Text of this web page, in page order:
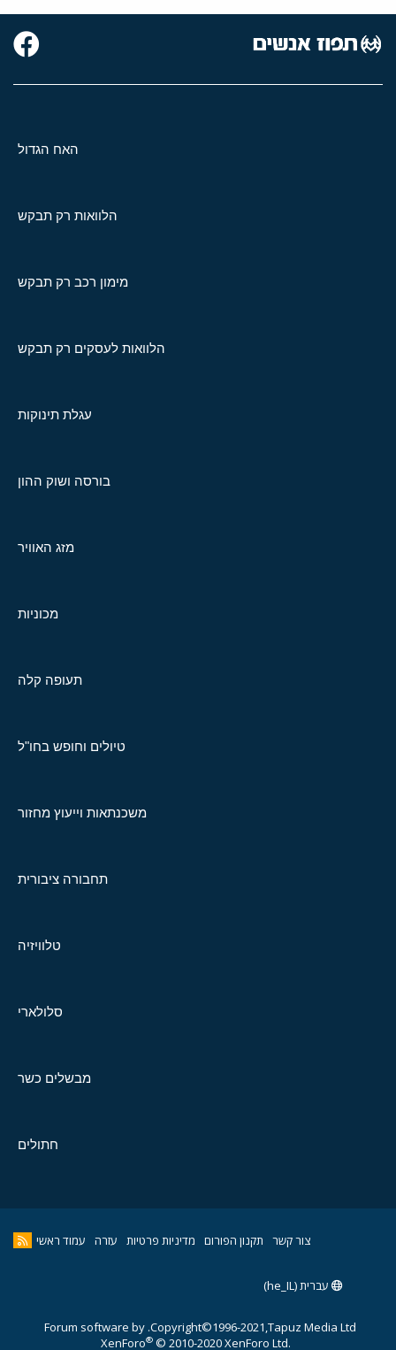
האח הגדול
הלוואות רק תבקש
מימון רכב רק תבקש
הלוואות לעסקים רק תבקש
עגלת תינוקות
בורסה ושוק ההון
מזג האוויר
מכוניות
תעופה קלה
טיולים וחופש בחו"ל
משכנתאות וייעוץ מחזור
תחבורה ציבורית
טלוויזיה
סלולארי
מבשלים כשר
חתולים
צור קשר תקנון הפורום מדיניות פרטיות עזרה עמוד ראשי
עברית (he_IL)
Copyright©1996-2021,Tapuz Media Ltd.
Forum software by
XenForo® © 2010-2020 XenForo Ltd.